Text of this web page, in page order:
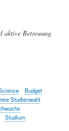
aktive Betreuung
Budget
Studienwahl
Studium